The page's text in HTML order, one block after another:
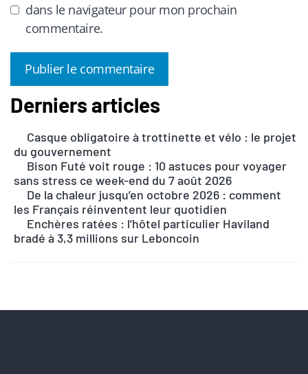
dans le navigateur pour mon prochain
commentaire.
A
e
r
a
:
Derniers articles
Casque obligatoire à trottinette et vélo : le projet
du gouvernement
Bison Futé voit rouge : 10 astuces pour voyager
sans stress ce week-end du 7 août 2026
De la chaleur jusqu’en octobre 2026 : comment
les Français réinventent leur quotidien
Enchères ratées : l’hôtel particulier Haviland
bradé à 3,3 millions sur Leboncoin